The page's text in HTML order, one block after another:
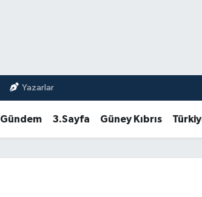
Yazarlar
Gündem 3.Sayfa Güney Kıbrıs